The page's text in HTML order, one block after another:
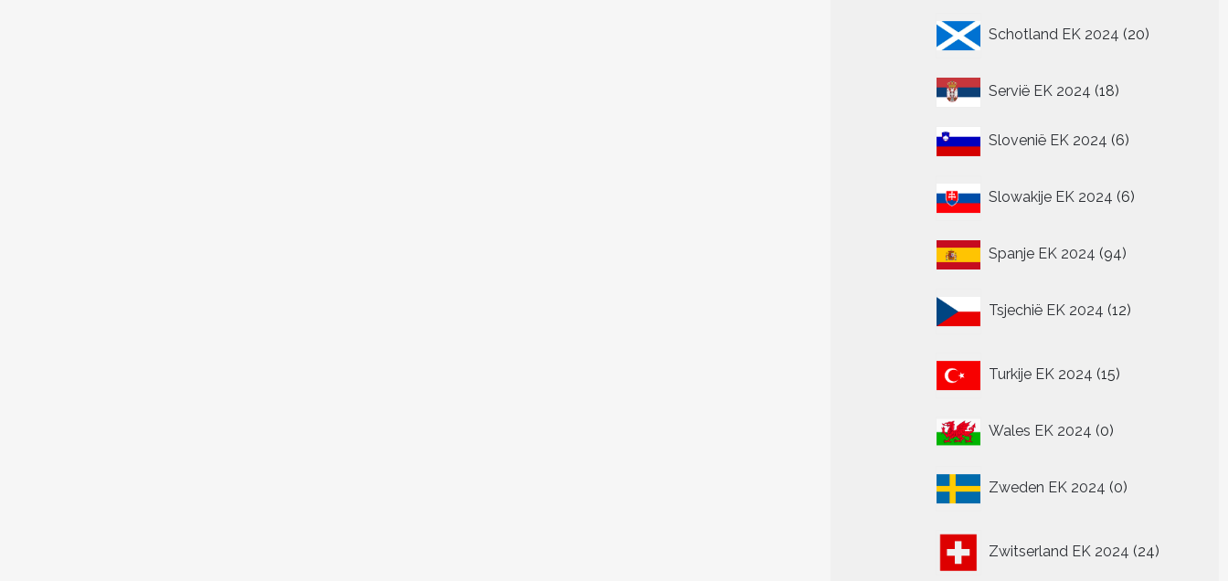
Schotland EK 2024 20
producten
Servië EK 2024 1818
Slovenië EK 2024 66
Slowakije EK 2024 6
producten
Spanje EK 2024 9494
Tsjechië EK 2024 12
producten
Turkije EK 2024 15
producten
Wales EK 2024 00
Zweden EK 2024 0
producten
Zwitserland EK 2024 24
producten